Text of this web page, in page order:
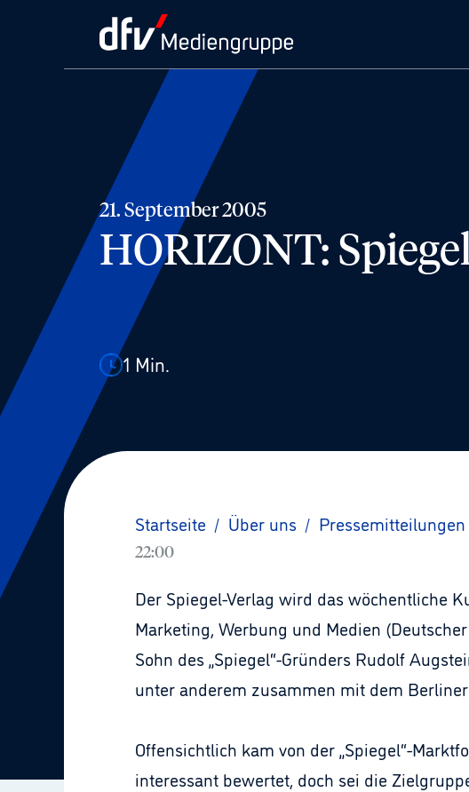
21. September 2005
HORIZONT:
1 Min.
Startseite / Über uns / Pressemitteilungen
22:00
Der Spiegel-Verlag wird das wöchentliche
Marketing, Werbung und Medien
Sohn des „Spiegel“-Gründers Rudolf
unter anderem zusammen mit dem
Offensichtlich kam von der „Spiegel“-
interessant bewertet, doch sei die